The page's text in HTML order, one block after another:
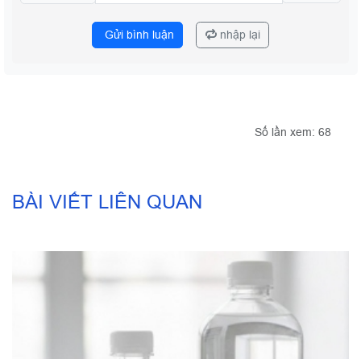
Gửi bình luận nhập lại
Số lần xem: 68
BÀI VIẾT LIÊN QUAN